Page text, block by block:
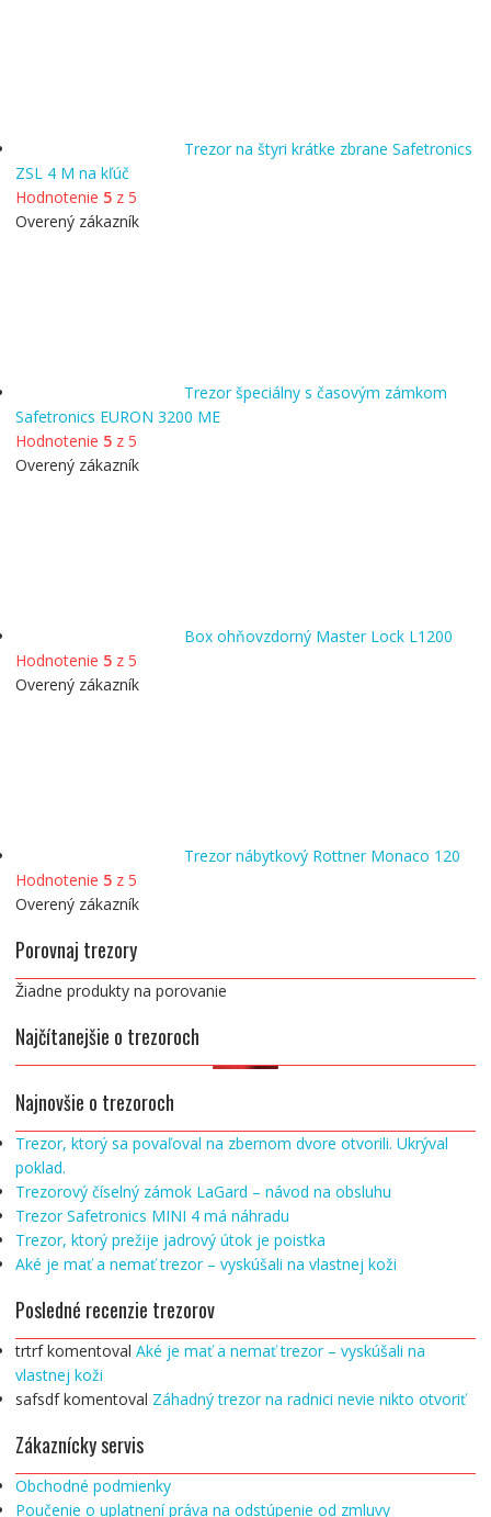
Trezor na štyri krátke zbrane Safetronics
ZSL 4 M na kľúč
Hodnotenie 5z 5
Overený zákazník
Trezor špeciálny s časovým zámkom
Safetronics EURON 3200 ME
Hodnotenie 5z 5
Overený zákazník
Box ohňovzdorný Master Lock L1200
Hodnotenie 5z 5
Overený zákazník
Trezor nábytkový Rottner Monaco 120
Hodnotenie 5z 5
Overený zákazník
Porovnaj trezory
Žiadne produkty na porovanie
Najčítanejšie o trezoroch
Najnovšie o trezoroch
Trezor, ktorý sa povaľoval na zbernom dvore otvorili. Ukrýval
poklad.
Trezorový číselný zámok LaGard – návod na obsluhu
Trezor Safetronics MINI 4 má náhradu
Trezor, ktorý prežije jadrový útok je poistka
Aké je mať a nemať trezor – vyskúšali na vlastnej koži
Posledné recenzie trezorov
trtrfkomentoval Aké je mať a nemať trezor – vyskúšali na
vlastnej koži
safsdfkomentoval Záhadný trezor na radnici nevie nikto otvoriť
Zákaznícky servis
Obchodné podmienky
Poučenie o uplatnení práva na odstúpenie od zmluvy